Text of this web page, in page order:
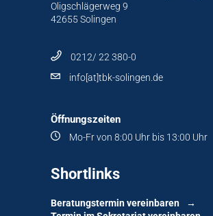
Oligschlägerweg 9
42655 Solingen
0212/ 22 380-0
info[at]tbk-solingen.de
Öffnungszeiten
Mo-Fr von 8:00 Uhr bis 13:00 Uhr
Shortlinks
Beratungstermin vereinbaren